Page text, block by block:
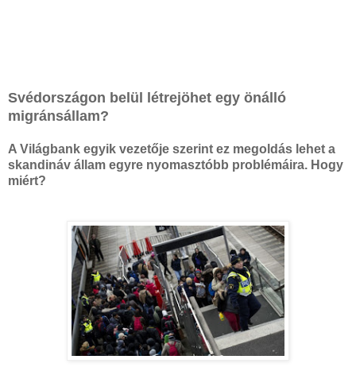
Svédországon belül létrejöhet egy önálló
migránsállam?
A Világbank egyik vezetője szerint ez megoldás lehet a
skandináv állam egyre nyomasztóbb problémáira. Hogy
miért?